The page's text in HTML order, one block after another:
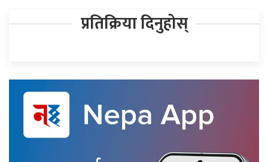
प्रतिक्रिया दिनुहोस्